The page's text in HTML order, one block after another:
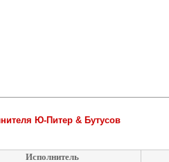
Ю-Питер & Бутусов
Исполнитель